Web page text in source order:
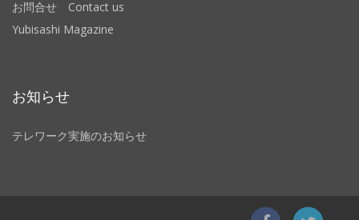
お問合せ Contact us
Yubisashi Magazine
お知らせ
テレワーク実施のお知らせ